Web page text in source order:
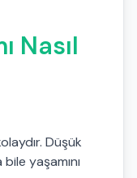
Nasıl
Düşük
yaşamını